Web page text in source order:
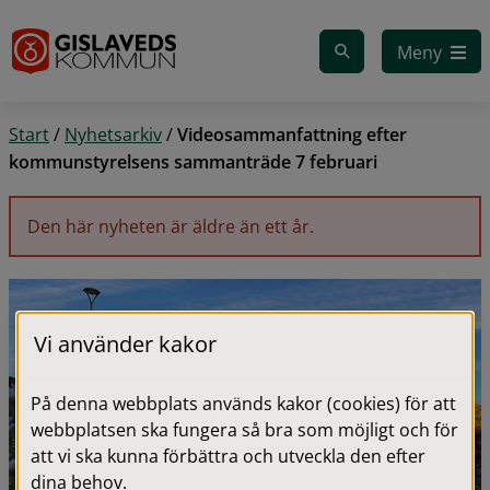
Meny
Start/ Nyhetsarkiv/Videosammanfattning efter
kommunstyrelsens sammanträde 7 februari
Den här nyheten är äldre än ett år.
Vi använder kakor
På denna webbplats används kakor (cookies) för att
webbplatsen ska fungera så bra som möjligt och för
att vi ska kunna förbättra och utveckla den efter
dina behov.